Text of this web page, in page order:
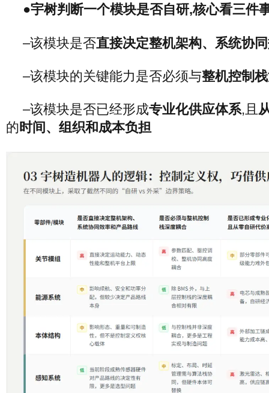
●宇树判断一个模块是否自研,核心看三件
–该模块是否直接决定整机架构、系统协
–该模块的关键能力是否必须与整机控制
–该模块是否已经形成专业化供应体系,且
的 时间、组织和成本负担